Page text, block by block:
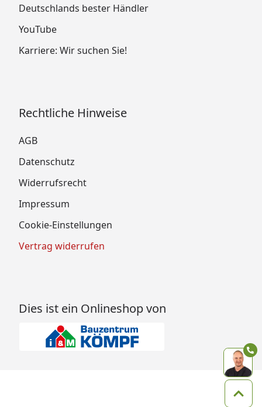
Deutschlands bester Händler
YouTube
Karriere: Wir suchen Sie!
Rechtliche Hinweise
AGB
Datenschutz
Widerrufsrecht
Impressum
Cookie-Einstellungen
Vertrag widerrufen
Dies ist ein Onlineshop von